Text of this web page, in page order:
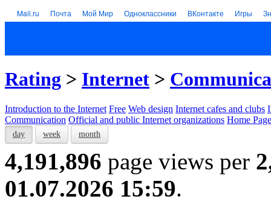
Mail.ru Почта Мой Мир Одноклассники ВКонтакте Игры
Rating > Internet >
Introduction to the Internet Free Web design Internet cafes and clubs
Communication Official and public Internet organizations Home
day week month
4,191,896 page views per
01.07.2026 15:59.